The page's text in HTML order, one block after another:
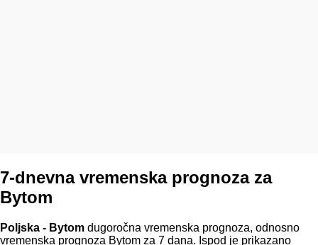
7-dnevna vremenska prognoza za
Bytom
Poljska - Bytom dugoročna vremenska prognoza, odnosno
vremenska prognoza Bytom za 7 dana. Ispod je prikazano